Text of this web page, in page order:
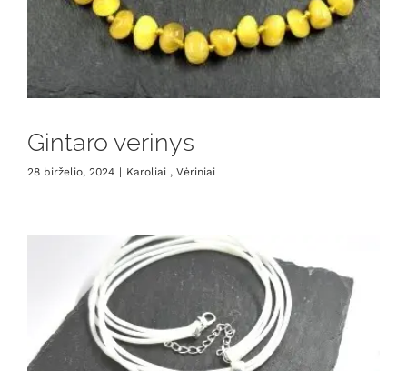
Gintaro verinys
28 birželio, 2024 | Karoliai , Vėriniai